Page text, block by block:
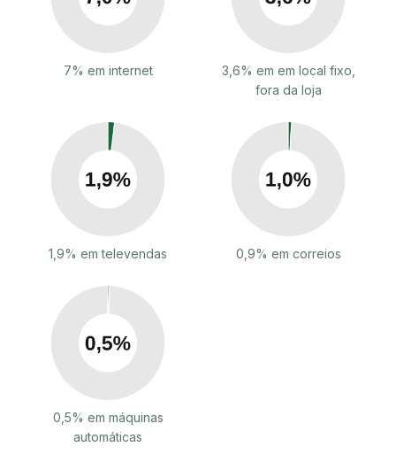
7% em internet
3,6% em em local fixo,
fora da loja
1,9% em televendas 0,9% em correios
0,5% em máquinas
automáticas